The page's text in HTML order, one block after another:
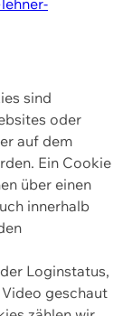
sind
oder
auf dem
Ein Cookie
über einen
innerhalb
Loginstatus,
geschaut